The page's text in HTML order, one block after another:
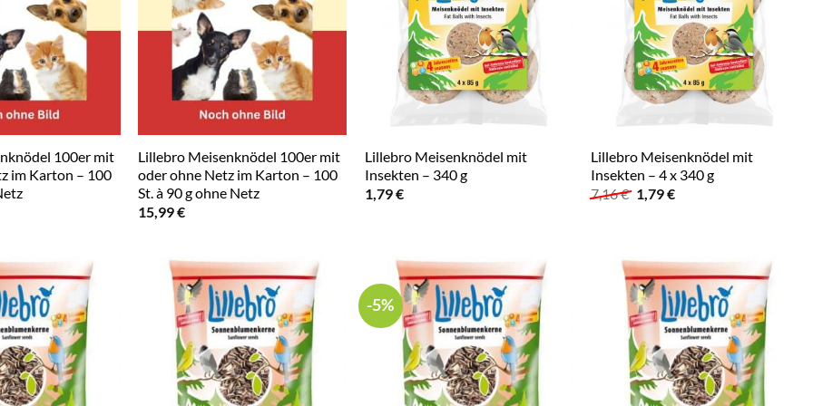
100er mit
im Karton – 100
Lillebro Meisenknödel 100er mit
oder ohne Netz im Karton – 100
St. à 90 g ohne Netz
15,99€
Lillebro Meisenknödel mit
Insekten – 340 g
1,79€
Lillebro Meisenknödel mit
Insekten – 4 x 340 g
7,16€ Ursprünglicher
Preis
1,79€Aktueller
-5%